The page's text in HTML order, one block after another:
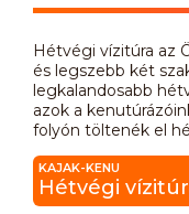
Hétvégi vízitúra az
és legszebb két
legkalandosabb
azok a
folyón töltenék el
KAJAK-KENU
Hétvégi